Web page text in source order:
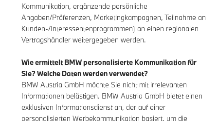
Kommunikation, ergänzende persönliche
Angaben/Präferenzen, Marketingkampagnen, Teilnahme an
Kunden-/Interessentenprogrammen) an einen regionalen
Vertragshändler weitergegeben werden.
Wie ermittelt BMW personalisierte Kommunikation für
Sie? Welche Daten werden verwendet?
BMW Austria GmbH möchte Sie nicht mit irrelevanten
Informationen belästigen. BMW Austria GmbH bietet einen
exklusiven Informationsdienst an, der auf einer
personalisierten Werbekommunikation basiert, um die